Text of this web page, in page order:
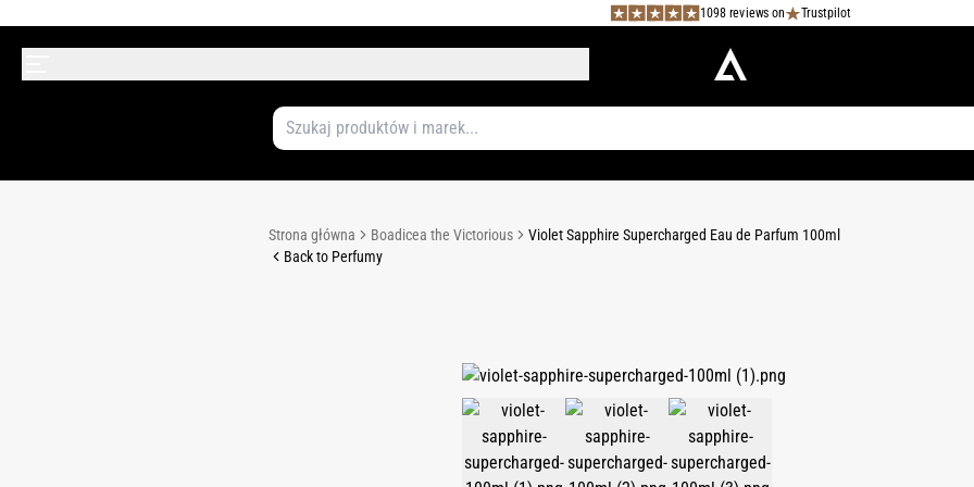
1098 reviews on Trustpilot
Strona główna Boadicea the Victorious
Violet Sapphire Supercharged Eau de Parfum 100ml
Back to Perfumy